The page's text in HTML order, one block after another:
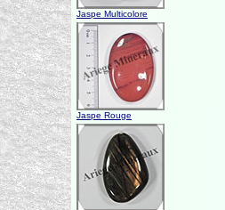
Jaspe Multicolore
Jaspe Rouge